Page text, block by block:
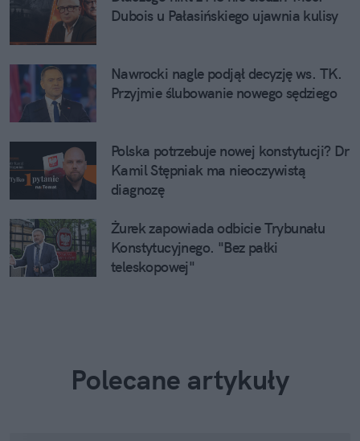
Dubois u Pałasińskiego ujawnia kulisy
Nawrocki nagle podjął decyzję ws. TK.
Przyjmie ślubowanie nowego sędziego
Polska potrzebuje nowej konstytucji? Dr
Kamil Stępniak ma nieoczywistą
diagnozę
Żurek zapowiada odbicie Trybunału
Konstytucyjnego. "Bez pałki
teleskopowej"
Polecane artykuły